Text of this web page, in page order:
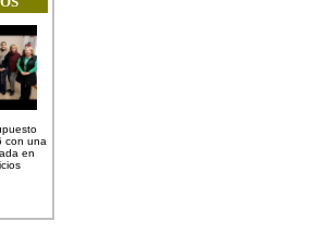
con una
en